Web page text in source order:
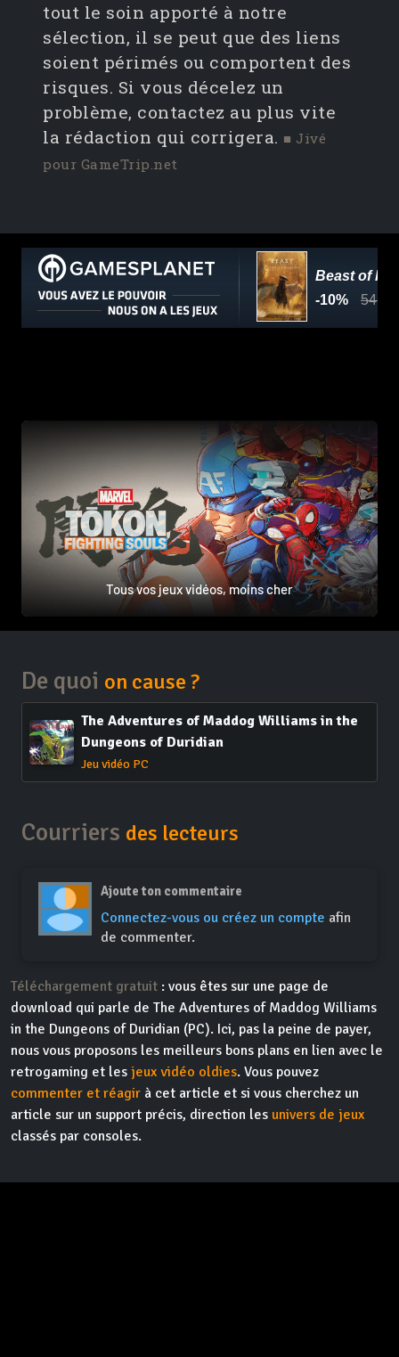
tout le soin apporté à notre
sélection, il se peut que des liens
soient périmés ou comportent des
risques. Si vous décelez un
problème, contactez au plus vite
la rédaction qui corrigera. ■ Jivé
pour GameTrip.net
Tous vos jeux vidéos, moins cher
De quoi on cause ?
The Adventures of Maddog Williams in the
Dungeons of Duridian
Jeu vidéo PC
Courriers des lecteurs
Ajoute ton commentaire
Connectez-vous ou créez un compte afin
de commenter.
Téléchargement gratuit : vous êtes sur une page de
download qui parle de The Adventures of Maddog Williams
in the Dungeons of Duridian (PC). Ici, pas la peine de payer,
nous vous proposons les meilleurs bons plans en lien avec le
retrogaming et les jeux vidéo oldies. Vous pouvez
commenter et réagir à cet article et si vous cherchez un
article sur un support précis, direction les univers de jeux
classés par consoles.